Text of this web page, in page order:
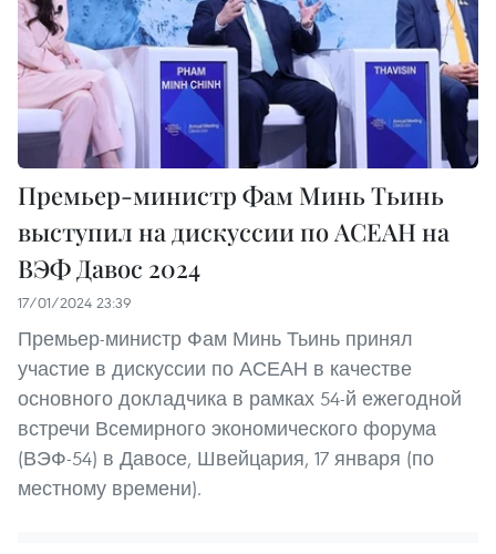
Премьер-министр Фам Минь Тьинь
выступил на дискуссии по АСЕАН на
ВЭФ Давос 2024
17/01/2024 23:39
Премьер-министр Фам Минь Тьинь принял
участие в дискуссии по АСЕАН в качестве
основного докладчика в рамках 54-й ежегодной
встречи Всемирного экономического форума
(ВЭФ-54) в Давосе, Швейцария, 17 января (по
местному времени).